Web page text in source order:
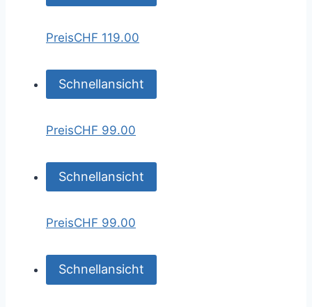
PreisCHF 119.00
Schnellansicht
PreisCHF 99.00
Schnellansicht
PreisCHF 99.00
Schnellansicht